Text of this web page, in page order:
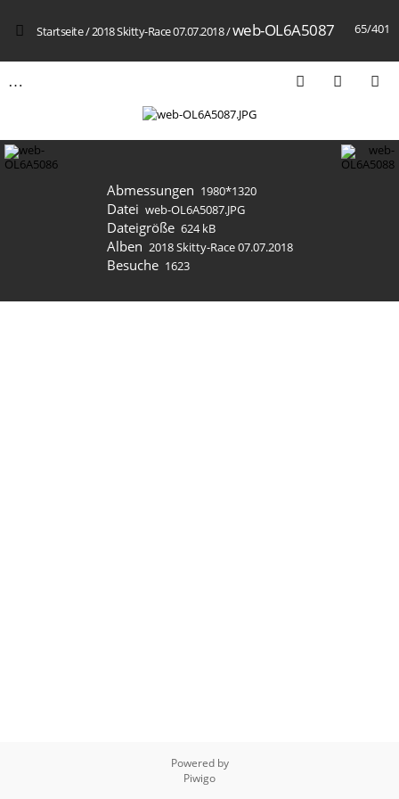
65/401
Startseite/2018 Skitty-Race 07.07.2018/web-OL6A5087
Abmessungen 1980*1320
Datei web-OL6A5087.JPG
Dateigröße 624 kB
Alben 2018 Skitty-Race 07.07.2018
Besuche 1623
Powered by
Piwigo